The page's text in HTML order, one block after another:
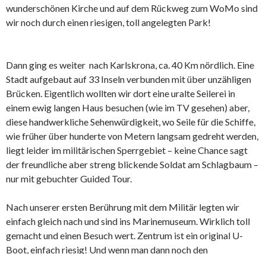
wunderschönen Kirche und auf dem Rückweg zum WoMo sind
wir noch durch einen riesigen, toll angelegten Park!
Dann ging es weiter nach Karlskrona, ca. 40 Km nördlich. Eine
Stadt aufgebaut auf 33 Inseln verbunden mit über unzähligen
Brücken. Eigentlich wollten wir dort eine uralte Seilerei in
einem ewig langen Haus besuchen (wie im TV gesehen) aber,
diese handwerkliche Sehenwürdigkeit, wo Seile für die Schiffe,
wie früher über hunderte von Metern langsam gedreht werden,
liegt leider im militärischen Sperrgebiet – keine Chance sagt
der freundliche aber streng blickende Soldat am Schlagbaum –
nur mit gebuchter Guided Tour.
Nach unserer ersten Berührung mit dem Militär legten wir
einfach gleich nach und sind ins Marinemuseum. Wirklich toll
gemacht und einen Besuch wert. Zentrum ist ein original U-
Boot, einfach riesig! Und wenn man dann noch den